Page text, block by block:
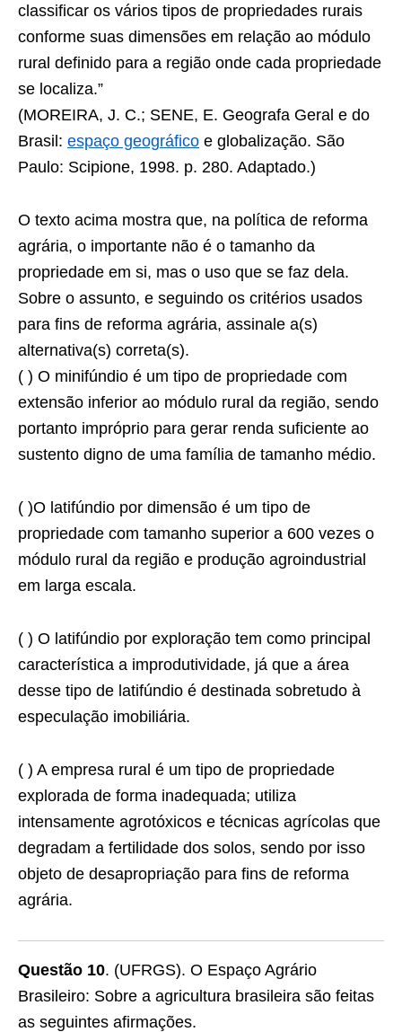
classificar os vários tipos de propriedades rurais
conforme suas dimensões em relação ao módulo
rural definido para a região onde cada propriedade
se localiza.”
(MOREIRA, J. C.; SENE, E. Geografa Geral e do
Brasil: espaço geográfico e globalização. São
Paulo: Scipione, 1998. p. 280. Adaptado.)
O texto acima mostra que, na política de reforma
agrária, o importante não é o tamanho da
propriedade em si, mas o uso que se faz dela.
Sobre o assunto, e seguindo os critérios usados
para fins de reforma agrária, assinale a(s)
alternativa(s) correta(s).
( ) O minifúndio é um tipo de propriedade com
extensão inferior ao módulo rural da região, sendo
portanto impróprio para gerar renda suficiente ao
sustento digno de uma família de tamanho médio.
( )O latifúndio por dimensão é um tipo de
propriedade com tamanho superior a 600 vezes o
módulo rural da região e produção agroindustrial
em larga escala.
( ) O latifúndio por exploração tem como principal
característica a improdutividade, já que a área
desse tipo de latifúndio é destinada sobretudo à
especulação imobiliária.
( ) A empresa rural é um tipo de propriedade
explorada de forma inadequada; utiliza
intensamente agrotóxicos e técnicas agrícolas que
degradam a fertilidade dos solos, sendo por isso
objeto de desapropriação para fins de reforma
agrária.
Questão 10. (UFRGS). O Espaço Agrário
Brasileiro: Sobre a agricultura brasileira são feitas
as seguintes afirmações.